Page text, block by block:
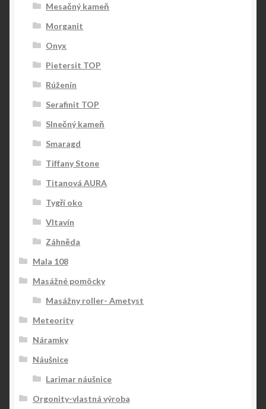
Mesačný kameň
Morganit
Onyx
Pietersit TOP
Rúženín
Serafinit TOP
Slnečný kameň
Smaragd
Tiffany Stone
Titanová AURA
Tygří oko
Vltavín
Záhněda
Mala 108
Masážné pomôcky
Masážny roller- Ametyst
Meteority
Náramky
Náušnice
Larimar náušnice
Orgonity-vlastná výroba